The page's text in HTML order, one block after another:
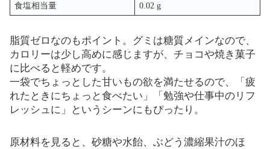
食塩相当量 0.02 g
脂質ゼロなのもポイント。グミは糖質メインなので、
カロリーは少し高めに感じますが、チョコや焼き菓子
に比べると軽めです。
一袋でちょっとした甘いもの欲を満たせるので、「疲
れたときにちょっと食べたい」「勉強や仕事中のリフ
レッシュに」というシーンにもぴったり。
原材料を見ると、砂糖や水飴、ぶどう濃縮果汁のほ